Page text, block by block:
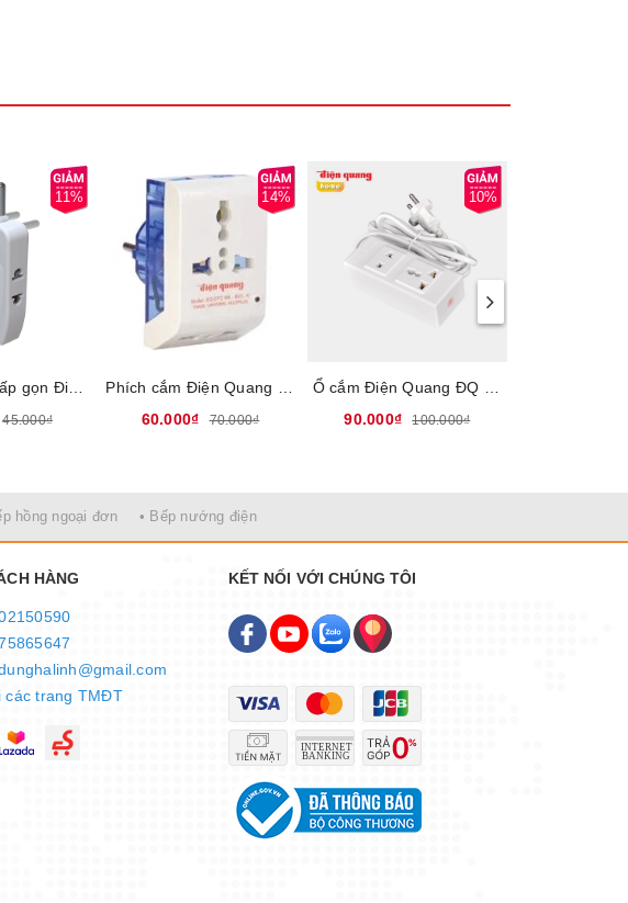
11%
45.000₫
14%
60.000₫
70.000₫
10%
90.000₫
100.000₫
hồng ngoại đơn • Bếp nướng điện
HÀNG
các trang TMĐT
KẾT NỐI VỚI CHÚNG TÔI